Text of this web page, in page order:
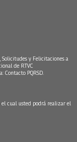
Solicitudes y Felicitaciones a
de RTVC
Contacto PQRSD.
el cual usted podrá realizar el